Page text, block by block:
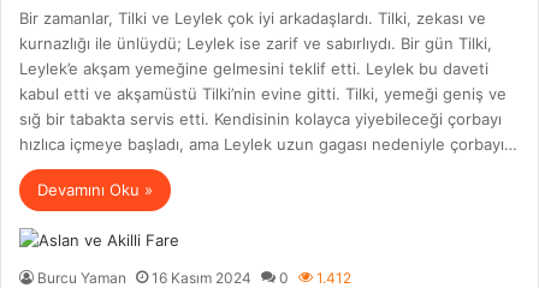
Bir zamanlar, Tilki ve Leylek çok iyi arkadaşlardı. Tilki, zekası ve
kurnazlığı ile ünlüydü; Leylek ise zarif ve sabırlıydı. Bir gün Tilki,
Leylek’e akşam yemeğine gelmesini teklif etti. Leylek bu daveti
kabul etti ve akşamüstü Tilki’nin evine gitti. Tilki, yemeği geniş ve
sığ bir tabakta servis etti. Kendisinin kolayca yiyebileceği çorbayı
hızlıca içmeye başladı, ama Leylek uzun gagası nedeniyle çorbayı…
Devamını Oku »
Burcu Yaman 16 Kasım 2024 0 1.412